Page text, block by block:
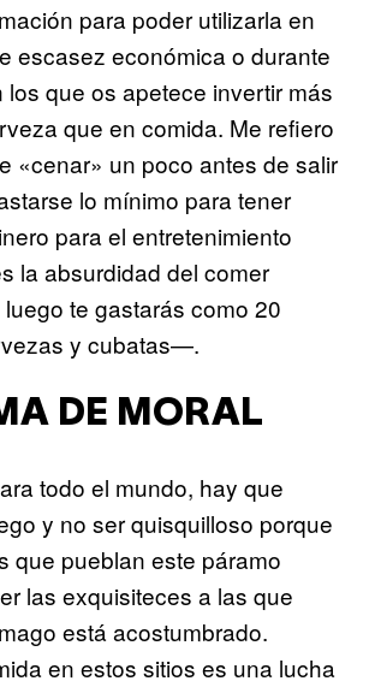
para poder utilizarla en
escasez económica o durante
que os apetece invertir más
que en comida. Me refiero
«cenar» un poco antes de salir
lo mínimo para tener
para el entretenimiento
la absurdidad del comer
te gastarás como 20
y cubatas—.
DE MORAL
todo el mundo, hay que
y no ser quisquilloso porque
que pueblan este páramo
las exquisiteces a las que
está acostumbrado.
en estos sitios es una lucha